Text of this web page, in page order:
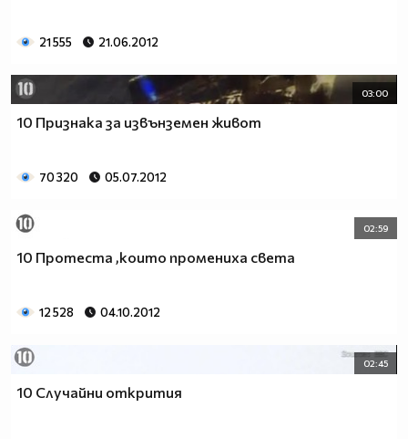
21 555 21.06.2012
03:00
10 Признака за извънземен живот
70 320 05.07.2012
02:59
10 Протеста ,които промениха света
12 528 04.10.2012
02:45
10 Случайни открития